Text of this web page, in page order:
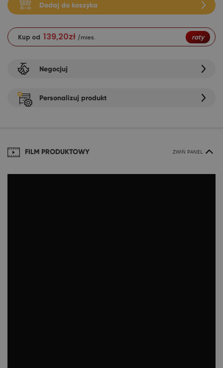
Dodaj do koszyka
Kup od 139,20zł /mies. raty
Negocjuj
Personalizuj produkt
FILM PRODUKTOWY ZWIŃ PANEL